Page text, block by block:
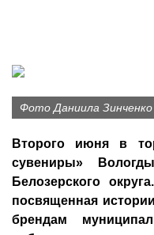
Фото Даниила Зинченко
Второго июня в
сувениры»
Белозерского
посвященная
брендам